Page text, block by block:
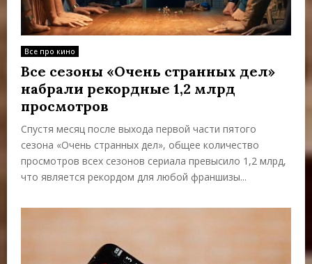
М
Н
Все про кино
Все сезоны «Очень странных дел»
набрали рекордные 1,2 млрд
просмотров
Спустя месяц после выхода первой части пятого
сезона «Очень странных дел», общее количество
просмотров всех сезонов сериала превысило 1,2 млрд,
что является рекордом для любой франшизы...